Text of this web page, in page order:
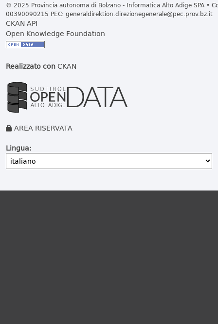
© 2025 Provincia autonoma di Bolzano - Informatica Alto Adige SPA •
00390090215 PEC: generaldirektion.direzionegenerale@pec.prov.bz.it
CKAN API
Open Knowledge Foundation
Realizzato conCKAN
AREA RISERVATA
Lingua